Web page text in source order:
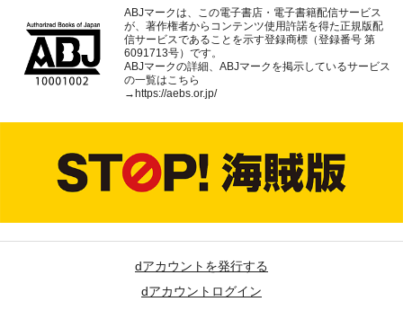
ABJマークは、この電子書店・電子書籍配信サービス
が、著作権者からコンテンツ使用許諾を得た正規版配
信サービスであることを示す登録商標（登録番号 第
6091713号）です。
ABJマークの詳細、ABJマークを掲示しているサービス
の一覧はこちら
→ https://aebs.or.jp/
dアカウントを発行する
dアカウントログイン